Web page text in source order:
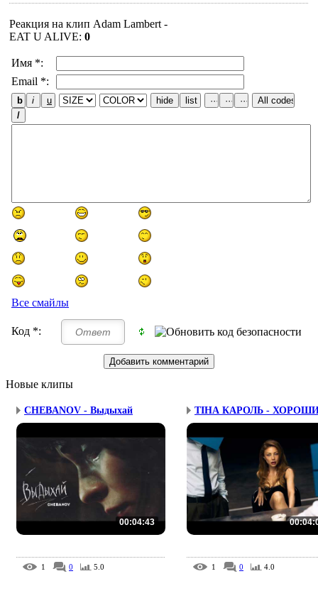
Реакция на клип Adam Lambert -
EAT U ALIVE: 0
Имя *:
Email *:
Все смайлы
Код *:
Новые клипы
CHEBANOV - Выдыхай
00:04:43
1 0 5.0
ТІНА КАРОЛЬ -
1 0 4.0